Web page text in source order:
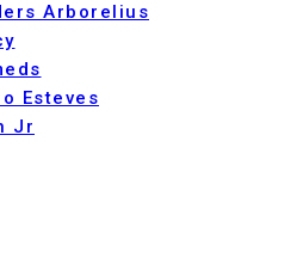
Arborelius
Esteves
Jr